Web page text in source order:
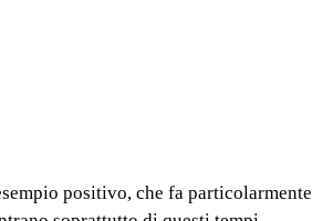
positivo, che fa particolarmente